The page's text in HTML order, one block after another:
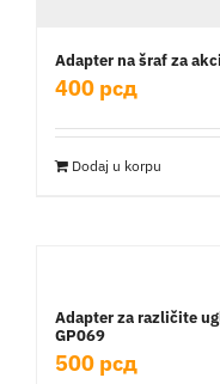
Adapter na šraf za
400 рсд
Dodaj u korpu
Adapter za različite
GP069
500 рсд